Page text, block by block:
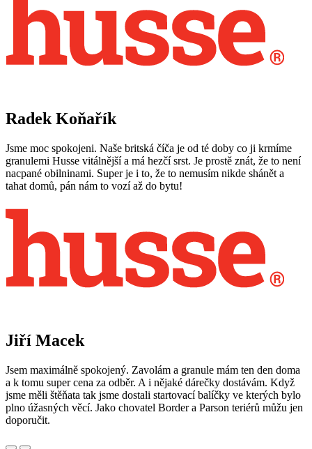
Radek Koňařík
Jsme moc spokojeni. Naše britská číča je od té doby co ji krmíme
granulemi Husse vitálnější a má hezčí srst. Je prostě znát, že to není
nacpané obilninami. Super je i to, že to nemusím nikde shánět a
tahat domů, pán nám to vozí až do bytu!
Jiří Macek
Jsem maximálně spokojený. Zavolám a granule mám ten den doma
a k tomu super cena za odběr. A i nějaké dárečky dostávám. Když
jsme měli štěňata tak jsme dostali startovací balíčky ve kterých bylo
plno úžasných věcí. Jako chovatel Border a Parson teriérů můžu jen
doporučit.